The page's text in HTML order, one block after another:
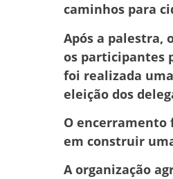
caminhos para
Após a palestra,
os participantes
foi realizada
eleição dos
O encerramento
em construir
A organização